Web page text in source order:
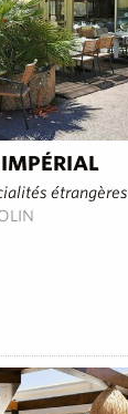
étrangères